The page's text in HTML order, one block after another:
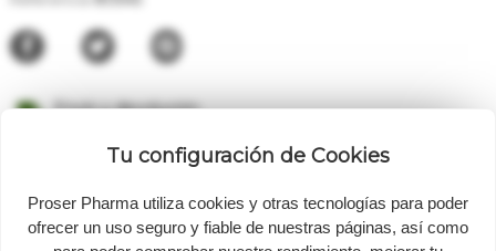
Envío y devolución
Entrega en 24h / 48h
Pago seguro
INFORMACIÓN ADICIONAL
Tu configuración de Cookies
Proser Pharma utiliza cookies y otras tecnologías para poder
ofrecer un uso seguro y fiable de nuestras páginas, así como